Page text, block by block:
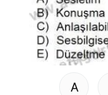
A